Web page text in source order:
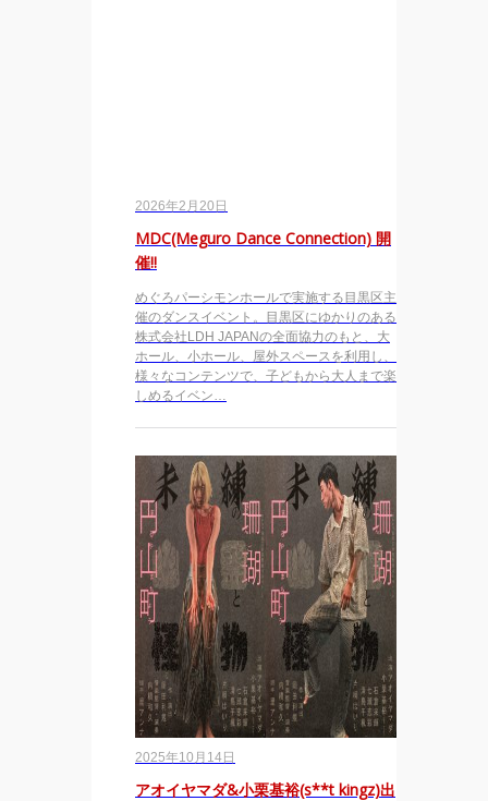
2026年2月20日
MDC(Meguro Dance Connection) 開
催!!
めぐろパーシモンホールで実施する目黒区主
催のダンスイベント。目黒区にゆかりのある
株式会社LDH JAPANの全面協力のもと、大
ホール、小ホール、屋外スペースを利用し、
様々なコンテンツで、子どもから大人まで楽
しめるイベン…
2025年10月14日
アオイヤマダ&小栗基裕(s**t kingz)出